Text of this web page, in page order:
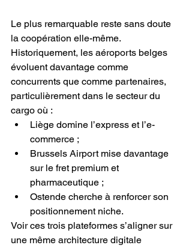
Le plus remarquable reste sans doute
la coopération elle-même.
Historiquement, les aéroports belges
évoluent davantage comme
concurrents que comme partenaires,
particulièrement dans le secteur du
cargo où :
Liège domine l’express et l’e-
commerce ;
Brussels Airport mise davantage
sur le fret premium et
pharmaceutique ;
Ostende cherche à renforcer son
positionnement niche.
Voir ces trois plateformes s’aligner sur
une même architecture digitale